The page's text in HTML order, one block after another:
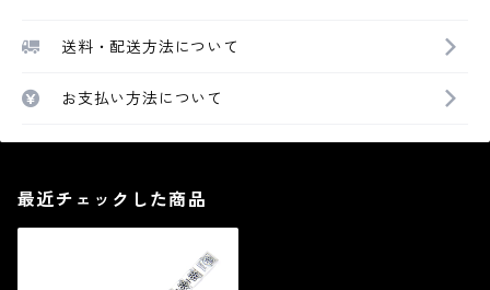
送料・配送方法について
お支払い方法について
最近チェックした商品